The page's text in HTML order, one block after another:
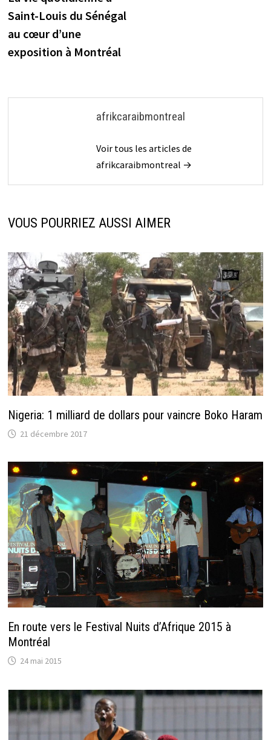
de
l’article
Saint-Louis du Sénégal
au cœur d’une
exposition à Montréal
afrikcaraibmontreal
Voir tous les articles de
afrikcaraibmontreal →
VOUS POURRIEZ AUSSI AIMER
Nigeria: 1 milliard de dollars pour vaincre Boko Haram
21 décembre 2017
En route vers le Festival Nuits d’Afrique 2015 à
Montréal
24 mai 2015